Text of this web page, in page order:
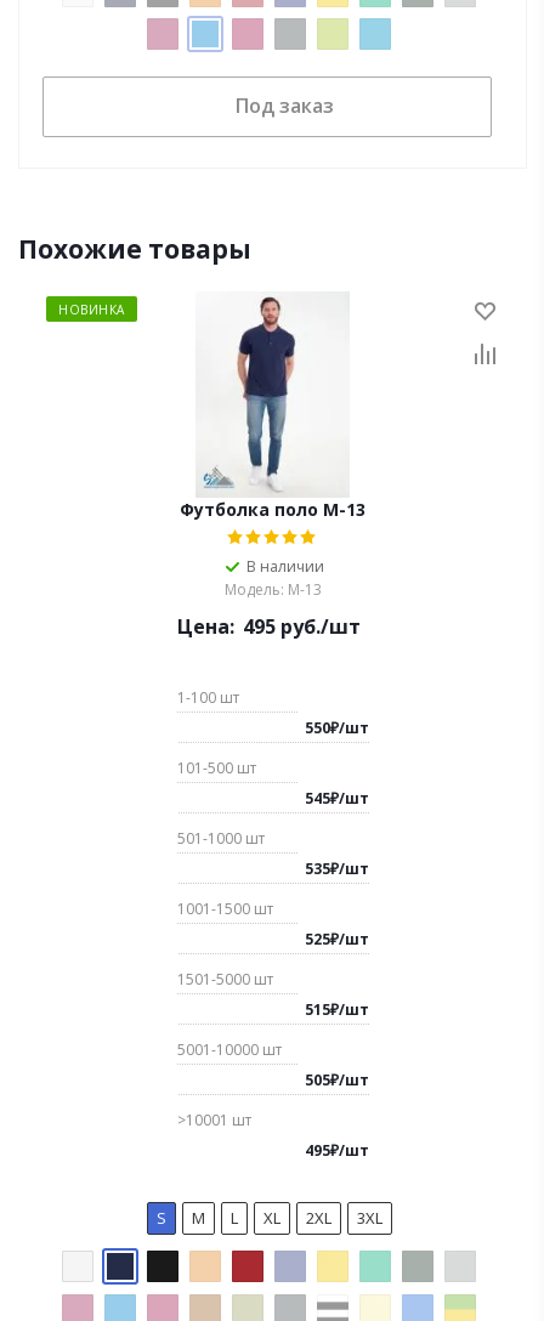
Под заказ
Похожие товары
НОВИНКА
Футболка поло М-13
В наличии
Модель: М-13
Цена: 495руб./шт
1-100 шт
550₽/шт
101-500 шт
545₽/шт
501-1000 шт
535₽/шт
1001-1500 шт
525₽/шт
1501-5000 шт
515₽/шт
5001-10000 шт
505₽/шт
>10001 шт
495₽/шт
S M L XL 2XL 3XL